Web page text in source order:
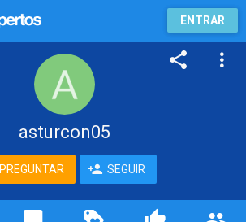
ENTRAR
asturcon05
PREGUNTAR SEGUIR